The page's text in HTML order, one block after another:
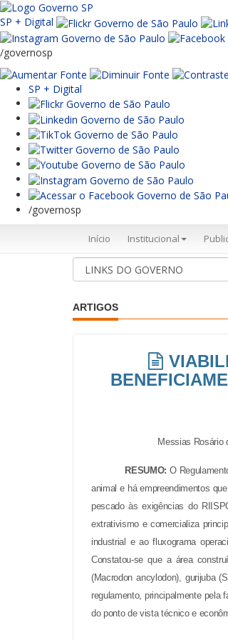
SP + Digital
/governosp
SP + Digital
/governosp
Início Institucional
ARTIGOS
Messias Rosário
RESUMO: O
animal e há empreendimentos
pescado às exigências do
extrativismo e comercializa
industrial e ao fluxograma
Constatou-se que a área
(Macrodon ancylodon), gurijuba (
regulamento, principalmente pela
do ponto de vista técnico e